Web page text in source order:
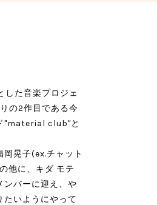
た音楽プロジェ
の2作目である今
"material club"と
晃子(ex.チャット
他に、キダ モテ
バーに迎え、や
たいようにやって